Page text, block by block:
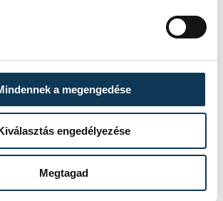
a megengedése
engedélyezése
Megtagad
nyújt a
megy a futás, csak
az ifjú reménység.